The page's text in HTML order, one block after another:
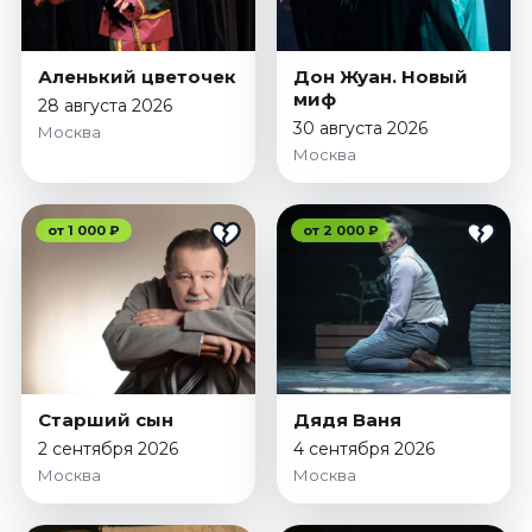
Январь 2027
Стендап
Сентябрь 2026
Ноябрь 2026
Декабрь 2026
Выставки
Август 2026
Сентябрь 2026
Октябрь 2026
Декабрь 2026
Январь 2027
Экскурсии
Аленький цветочек
28 августа 2026
Москва
Дон Жуан. Новый
миф
30 августа 2026
Москва
от 1 000 ₽
Старший сын
2 сентября 2026
Москва
от 2 000 ₽
Дядя Ваня
4 сентября 2026
Москва